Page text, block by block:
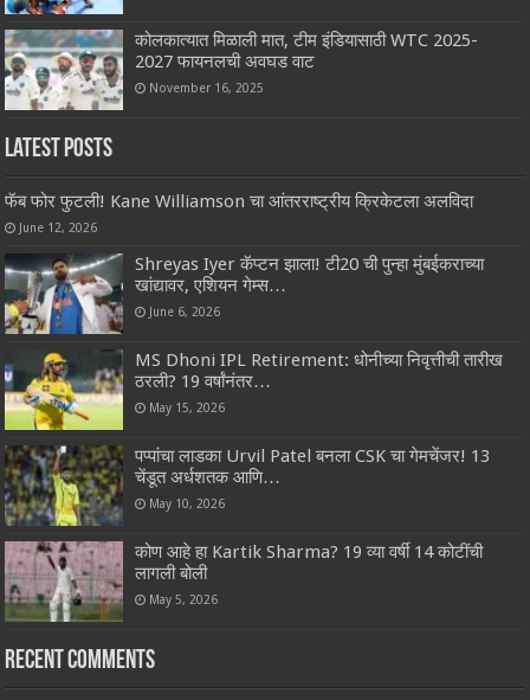
कोलकात्यात मिळाली मात, टीम इंडियासाठी WTC 2025-
2027 फायनलची अवघड वाट
November 16, 2025
Latest Posts
फॅब फोर फुटली! Kane Williamson चा आंतरराष्ट्रीय क्रिकेटला अलविदा
June 12, 2026
Shreyas Iyer कॅप्टन झाला! टी20 ची पुन्हा मुंबईकराच्या
खांद्यावर, एशियन गेम्स…
June 6, 2026
MS Dhoni IPL Retirement: धोनीच्या निवृत्तीची तारीख
ठरली? 19 वर्षांनंतर…
May 15, 2026
पप्पांचा लाडका Urvil Patel बनला CSK चा गेमचेंजर! 13
चेंडूत अर्धशतक आणि…
May 10, 2026
कोण आहे हा Kartik Sharma? 19 व्या वर्षी 14 कोटींची
लागली बोली
May 5, 2026
Recent Comments